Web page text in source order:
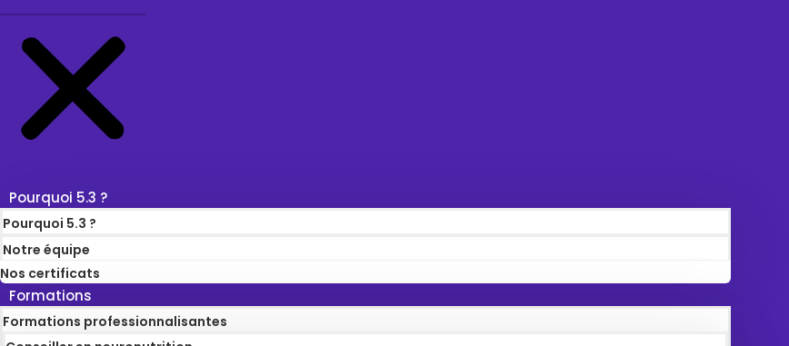
Pourquoi 5.3 ?
Pourquoi 5.3 ?
Notre équipe
Nos certificats
Formations
Formations professionnalisantes